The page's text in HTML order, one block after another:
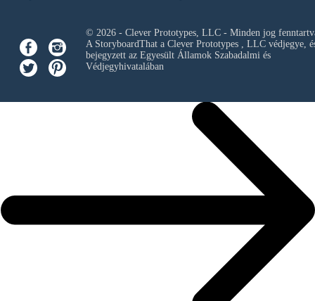
© 2026 - Clever Prototypes, LLC - Minden jog
A StoryboardThat a Clever Prototypes , LLCvédjegye,
bejegyzett az Egyesült Államok Szabadalmi és
Védjegyhivatalában